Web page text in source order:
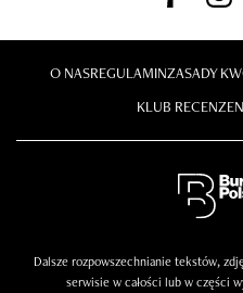
O NASREGULAMINZASADY
KLUB
Dalsze rozpowszechnianie tekstów,
serwisie w całości lub w części